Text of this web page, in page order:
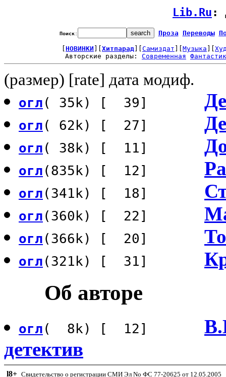
Lib.Ru :
Поиск: Проза Переводы
НОВИНКИ Хитпарад Самиздат Музыка
Авторские разделы: Современная
(размер) [rate] дата модиф.
огл( 35k) [ 39]
огл( 62k) [ 27]
огл( 38k) [ 11]
огл(835k) [ 12]
огл(341k) [ 18]
огл(360k) [ 22]
огл(366k) [ 20]
огл(321k) [ 31]
Об авторе
огл( 8k) [ 12]
детектив
l8+ Свидетельство о регистрации СМИ Эл No ФС 77-20625 от 12.05.2005